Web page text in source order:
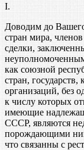
I.
Доводим до
стран мира,
сделки,
как союзной
стран,
организаций, без
к числу которых
имеющие
СССР, являются
порождающими
что связанны с